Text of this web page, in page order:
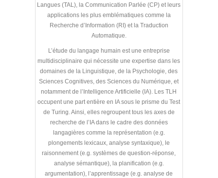
Langues (TAL), la Communication Parlée (CP) et leurs
applications les plus emblématiques comme la
Recherche d’Information (RI) et la Traduction
Automatique.
L’étude du langage humain est une entreprise
multidisciplinaire qui nécessite une expertise dans les
domaines de la Linguistique, de la Psychologie, des
Sciences Cognitives, des Sciences du Numérique, et
notamment de l’Intelligence Artificielle (IA). Les TLH
occupent une part entière en IA sous le prisme du Test
de Turing. Ainsi, elles regroupent tous les axes de
recherche de l’IA dans le cadre des données
langagières comme la représentation (e.g.
plongements lexicaux, analyse syntaxique), le
raisonnement (e.g. systèmes de question-réponse,
analyse sémantique), la planification (e.g.
argumentation), l’apprentissage (e.g. analyse de